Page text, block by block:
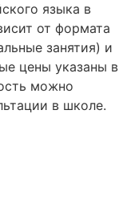
языка в
от формата
занятия) и
цены указаны в
можно
в школе.